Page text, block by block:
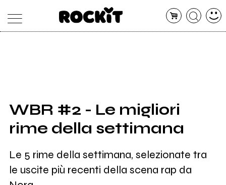
SHOP
RADIO
WBR #2 - Le migliori
rime della settimana
Le 5 rime della settimana, selezionate tra
le uscite più recenti della scena rap da